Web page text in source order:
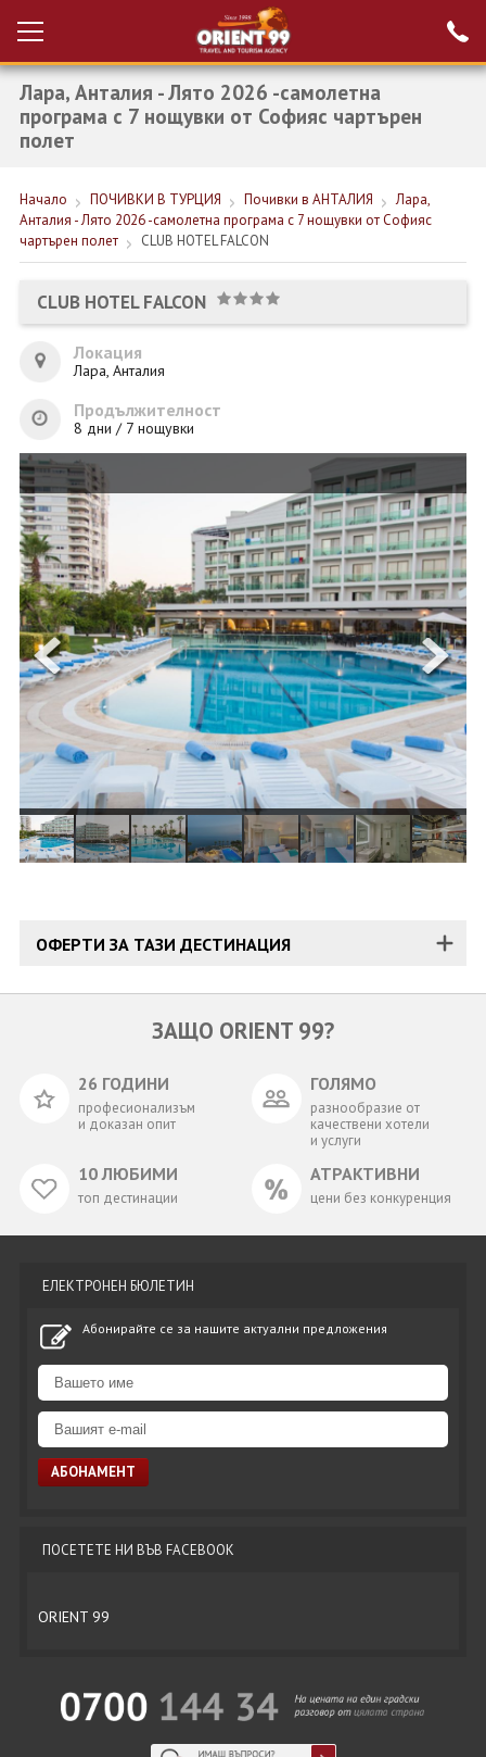
Вход за агенти
Проверка на
резервация
НОВА ГОДИНА ТУРЦИЯ
НОВА ГОДИНА
ЕКЗОТИКА
ЕКСКУРЗИИ
ОЩЕ
ЗА НАС
КОНТАКТИ
ФИРМЕНИ ДОКУМЕНТИ
0700 144 34 Запитване
ПОСЛЕДВАЙТЕ НИ
Лара, Анталия - Лято 2026 -самолетна
програма с 7 нощувки от Софияс чартърен
полет
Начало ПОЧИВКИ В ТУРЦИЯ Почивки в АНТАЛИЯ
Лара,
Анталия - Лято 2026 -самолетна програма с 7 нощувки от Софияс
чартърен полет
CLUB HOTEL FALCON
CLUB HOTEL FALCON
Локация
Лара, Анталия
Продължителност
8 дни / 7 нощувки
ОФЕРТИ ЗА ТАЗИ ДЕСТИНАЦИЯ
ЗАЩО ORIENT 99?
26 ГОДИНИ
професионализъм
и доказан опит
ГОЛЯМО
разнообразие от
качествени хотели
и услуги
10 ЛЮБИМИ
топ дестинации
АТРАКТИВНИ
цени без конкуренция
ЕЛЕКТРОНЕН БЮЛЕТИН
Абонирайте се за нашите актуални предложения
ПОСЕТЕТЕ НИ ВЪВ FACEBOOK
ORIENT 99